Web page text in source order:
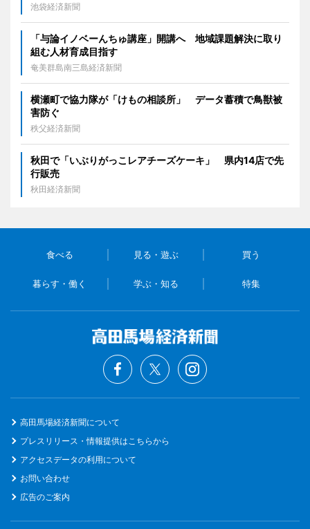
池袋経済新聞
「与論イノベーんちゅ講座」開講へ 地域課題解決に取り
組む人材育成目指す
奄美群島南三島経済新聞
横瀬町で協力隊が「けもの相談所」 データ蓄積で鳥獣被
害防ぐ
秩父経済新聞
秋田で「いぶりがっこレアチーズケーキ」 県内14店で先
行販売
秋田経済新聞
食べる 見る・遊ぶ 買う
暮らす・働く 学ぶ・知る 特集
高田馬場経済新聞について
プレスリリース・情報提供はこちらから
アクセスデータの利用について
お問い合わせ
広告のご案内